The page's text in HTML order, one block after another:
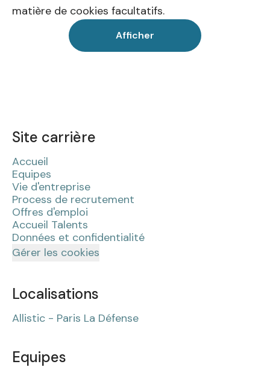
matière de cookies facultatifs.
Afficher
Site carrière
Accueil
Equipes
Vie d'entreprise
Process de recrutement
Offres d'emploi
Accueil Talents
Données et confidentialité
Gérer les cookies
Localisations
Allistic - Paris La Défense
Equipes